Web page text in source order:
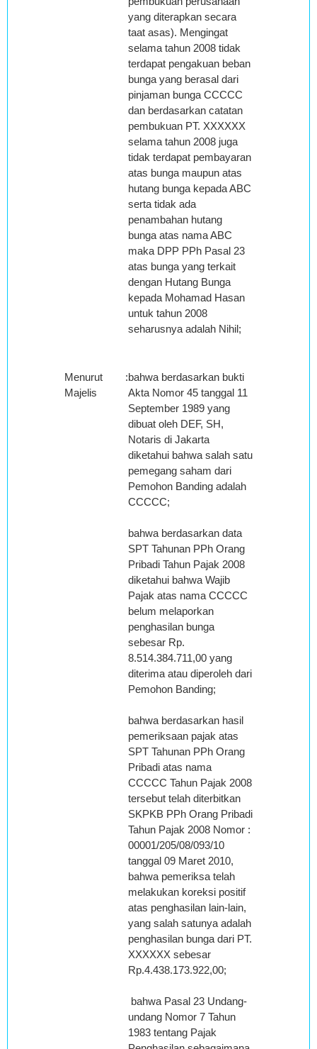
yang diterapkan secara
taat asas). Mengingat
selama tahun 2008 tidak
terdapat pengakuan beban
bunga yang berasal dari
pinjaman bunga CCCCC
dan berdasarkan catatan
pembukuan PT. XXXXXX
selama tahun 2008 juga
tidak terdapat pembayaran
atas bunga maupun atas
hutang bunga kepada ABC
serta tidak ada
penambahan hutang
bunga atas nama ABC
maka DPP PPh Pasal 23
atas bunga yang terkait
dengan Hutang Bunga
kepada Mohamad Hasan
untuk tahun 2008
seharusnya adalah Nihil;
Menurut
Majelis
:bahwa berdasarkan bukti
Akta Nomor 45 tanggal 11
September 1989 yang
dibuat oleh DEF, SH,
Notaris di Jakarta
diketahui bahwa salah satu
pemegang saham dari
Pemohon Banding adalah
CCCCC;
bahwa berdasarkan data
SPT Tahunan PPh Orang
Pribadi Tahun Pajak 2008
diketahui bahwa Wajib
Pajak atas nama CCCCC
belum melaporkan
penghasilan bunga
sebesar Rp.
8.514.384.711,00 yang
diterima atau diperoleh dari
Pemohon Banding;
bahwa berdasarkan hasil
pemeriksaan pajak atas
SPT Tahunan PPh Orang
Pribadi atas nama
CCCCC Tahun Pajak 2008
tersebut telah diterbitkan
SKPKB PPh Orang Pribadi
Tahun Pajak 2008 Nomor :
00001/205/08/093/10
tanggal 09 Maret 2010,
bahwa pemeriksa telah
melakukan koreksi positif
atas penghasilan lain-lain,
yang salah satunya adalah
penghasilan bunga dari PT.
XXXXXX sebesar
Rp.4.438.173.922,00;
bahwa Pasal 23 Undang-
undang Nomor 7 Tahun
1983 tentang Pajak